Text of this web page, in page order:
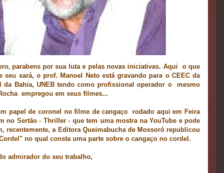
, parabens por sua luta e pelas novas iniciativas. Aqui o que
seu xará, o prof. Manoel Neto está gravando para o CEEC da
da Bahia, UNEBtendo como profissional operador o mesmo
ocha empregou em seus filmes...
papel de coronel no filme de cangaço rodado aqui em Feira
no Sertão - Thriller - que tem uma mostra na YouTube e pode
recentemente, a Editora Queimabucha de Mossoró republicou
no qual consta uma parte sobre o cangaço no cordel.
admirador do seu trabalho,